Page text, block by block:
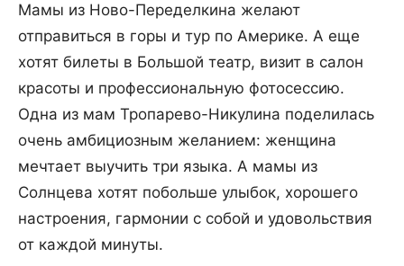
Мамы из Ново-Переделкина желают
отправиться в горы и тур по Америке. А еще
хотят билеты в Большой театр, визит в салон
красоты и профессиональную фотосессию.
Одна из мам Тропарево-Никулина поделилась
очень амбициозным желанием: женщина
мечтает выучить три языка. А мамы из
Солнцева хотят побольше улыбок, хорошего
настроения, гармонии с собой и удовольствия
от каждой минуты.